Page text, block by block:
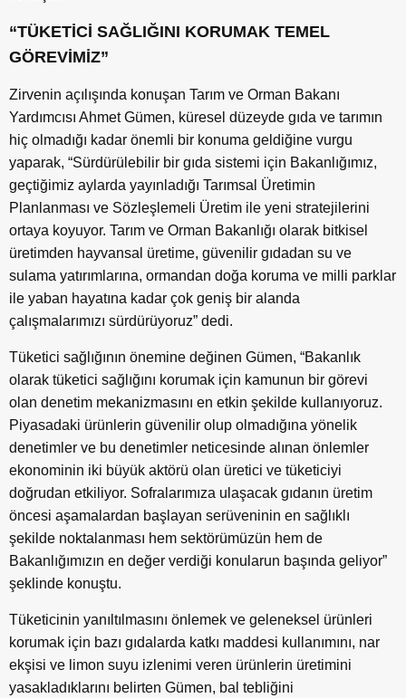
“TÜKETİCİ SAĞLIĞINI KORUMAK TEMEL
GÖREVİMİZ”
Zirvenin açılışında konuşan Tarım ve Orman Bakanı
Yardımcısı Ahmet Gümen, küresel düzeyde gıda ve tarımın
hiç olmadığı kadar önemli bir konuma geldiğine vurgu
yaparak, “Sürdürülebilir bir gıda sistemi için Bakanlığımız,
geçtiğimiz aylarda yayınladığı Tarımsal Üretimin
Planlanması ve Sözleşlemeli Üretim ile yeni stratejilerini
ortaya koyuyor. Tarım ve Orman Bakanlığı olarak bitkisel
üretimden hayvansal üretime, güvenilir gıdadan su ve
sulama yatırımlarına, ormandan doğa koruma ve milli parklar
ile yaban hayatına kadar çok geniş bir alanda
çalışmalarımızı sürdürüyoruz” dedi.
Tüketici sağlığının önemine değinen Gümen, “Bakanlık
olarak tüketici sağlığını korumak için kamunun bir görevi
olan denetim mekanizmasını en etkin şekilde kullanıyoruz.
Piyasadaki ürünlerin güvenilir olup olmadığına yönelik
denetimler ve bu denetimler neticesinde alınan önlemler
ekonominin iki büyük aktörü olan üretici ve tüketiciyi
doğrudan etkiliyor. Sofralarımıza ulaşacak gıdanın üretim
öncesi aşamalardan başlayan serüveninin en sağlıklı
şekilde noktalanması hem sektörümüzün hem de
Bakanlığımızın en değer verdiği konularun başında geliyor”
şeklinde konuştu.
Tüketicinin yanıltılmasını önlemek ve geleneksel ürünleri
korumak için bazı gıdalarda katkı maddesi kullanımını, nar
ekşisi ve limon suyu izlenimi veren ürünlerin üretimini
yasakladıklarını belirten Gümen, bal tebliğini